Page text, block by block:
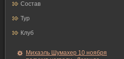
Состав
Тур
Клуб
Михаэль Шумахер 10 ноября